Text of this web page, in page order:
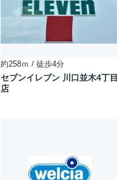
約258ｍ / 徒歩4分
セブンイレブン 川口並木4丁目
店